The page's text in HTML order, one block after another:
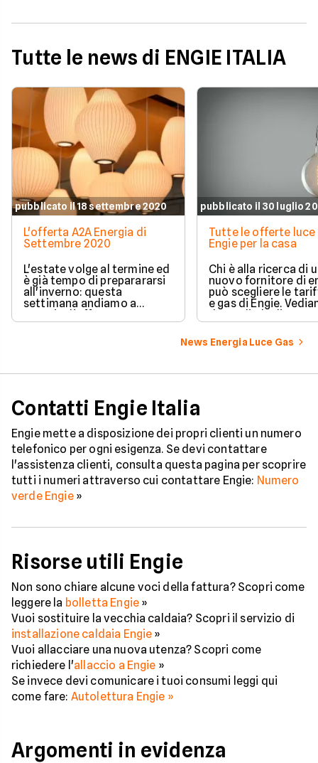
Tutte le news di ENGIE ITALIA
pubblicato il 18 settembre 2020
L'offerta A2A Energia di
Settembre 2020
L'estate volge al termine ed
è già tempo di preparararsi
all'inverno: questa
settimana andiamo a
scoprire l'offerta A2A
Energia di Settembre 2020.
pubblicato il 30 luglio
Tutte le offerte luce
Engie per la casa
Chi è alla ricerca di
nuovo fornitore di
può scegliere le
e gas di Engie.
dettaglio le diverse
proposte.
News Energia Luce Gas
Contatti Engie Italia
Engie mette a disposizione dei propri clienti un numero
telefonico per ogni esigenza. Se devi contattare
l'assistenza clienti, consulta questa pagina per scoprire
tutti i numeri attraverso cui contattare Engie: Numero
verde Engie »
Risorse utili Engie
Non sono chiare alcune voci della fattura? Scopri come
leggere la bolletta Engie »
Vuoi sostituire la vecchia caldaia? Scopri il servizio di
installazione caldaia Engie »
Vuoi allacciare una nuova utenza? Scopri come
richiedere l'allaccio a Engie »
Se invece devi comunicare i tuoi consumi leggi qui
come fare: Autolettura Engie »
Argomenti in evidenza